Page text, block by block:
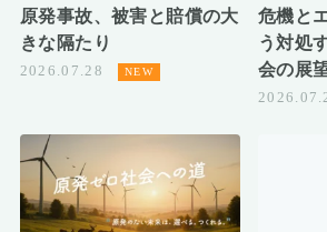
原発事故、被害と賠償の大
きな隔たり
2026.07.28
危機と
う対処
会の展